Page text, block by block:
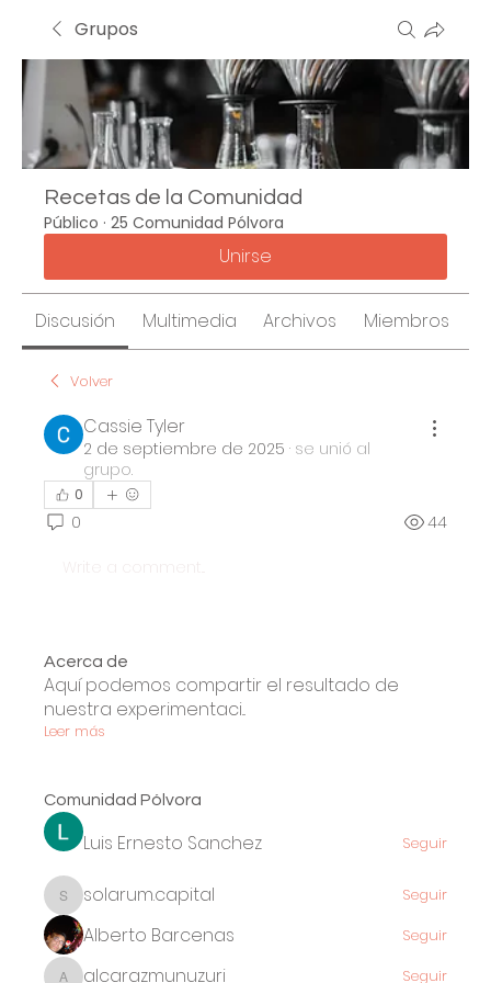
Grupos
Recetas de la Comunidad
Público · 25 Comunidad Pólvora
Unirse
Discusión Multimedia Archivos Miembros
Volver
Cassie Tyler
2 de septiembre de 2025 · se unió al
grupo.
0
0 44
Write a comment...
Acerca de
Aquí podemos compartir el resultado de
nuestra experimentaci...
Leer más
Comunidad Pólvora
Luis Ernesto Sanchez Seguir
solarum.capital
solarum.capital Seguir
Alberto Barcenas Seguir
alcarazmunuzuri Seguir